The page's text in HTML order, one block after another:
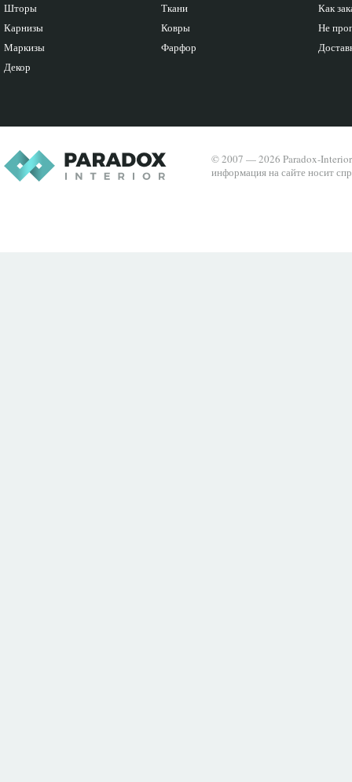
Шторы
Карнизы
Маркизы
Декор
Ткани
Ковры
Фарфор
Как
Не
© 2007 — 2026 Paradox-
информация на сайте носит